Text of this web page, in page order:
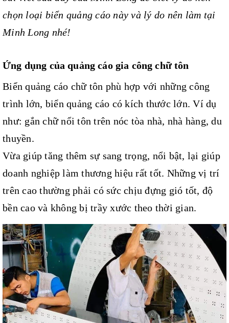
chọn loại biển quảng cáo này và lý do nên làm tại
Minh Long nhé!
Ứng dụng của quảng cáo gia công chữ tôn
Biển quảng cáo chữ tôn phù hợp với những công
trình lớn, biển quảng cáo có kích thước lớn. Ví dụ
như: gắn chữ nổi tôn trên nóc tòa nhà, nhà hàng, du
thuyền.
Vừa giúp tăng thêm sự sang trọng, nổi bật, lại giúp
doanh nghiệp làm thương hiệu rất tốt. Những vị trí
trên cao thường phải có sức chịu đựng gió tốt, độ
bền cao và không bị trầy xước theo thời gian.